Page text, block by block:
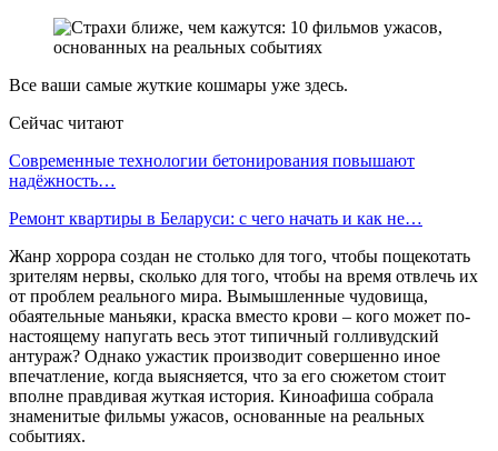
Все ваши самые жуткие кошмары уже здесь.
Сейчас читают
Современные технологии бетонирования повышают
надёжность…
Ремонт квартиры в Беларуси: с чего начать и как не…
Жанр хоррора создан не столько для того, чтобы пощекотать
зрителям нервы, сколько для того, чтобы на время отвлечь их
от проблем реального мира. Вымышленные чудовища,
обаятельные маньяки, краска вместо крови – кого может по-
настоящему напугать весь этот типичный голливудский
антураж? Однако ужастик производит совершенно иное
впечатление, когда выясняется, что за его сюжетом стоит
вполне правдивая жуткая история. Киноафиша собрала
знаменитые фильмы ужасов, основанные на реальных
событиях.